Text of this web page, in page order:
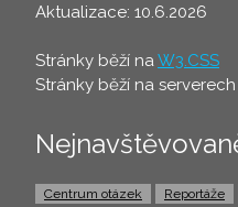
Aktualizace: 10.6.2026
Stránky běží naW3.CSS
Stránky běží na serverech
Centrum otázek Reportáže